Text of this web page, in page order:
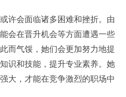
许会面临诸多困难和挫折。由
会在晋升机会等方面遭遇一些
而气馁，她们会更加努力地提
识和技能，提升专业素养。她
大，才能在竞争激烈的职场中